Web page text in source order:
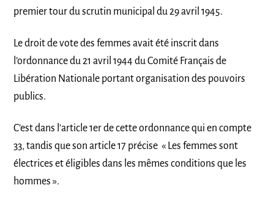
premier tour du scrutin municipal du 29 avril 1945.
Le droit de vote des femmes avait été inscrit dans
l’ordonnance du 21 avril 1944 du Comité Français de
Libération Nationale portant organisation des pouvoirs
publics.
C’est dans l’article 1er de cette ordonnance qui en compte
33, tandis que son article 17 précise « Les femmes sont
électrices et éligibles dans les mêmes conditions que les
hommes ».